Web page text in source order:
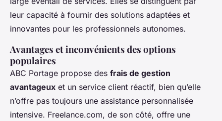
leur capacité à fournir des solutions adaptées et
innovantes pour les professionnels autonomes.
Avantages et inconvénients des options
populaires
ABC Portage propose des frais de gestion
avantageux et un service client réactif, bien qu’elle
n’offre pas toujours une assistance personnalisée
intensive. Freelance.com, de son côté, offre une